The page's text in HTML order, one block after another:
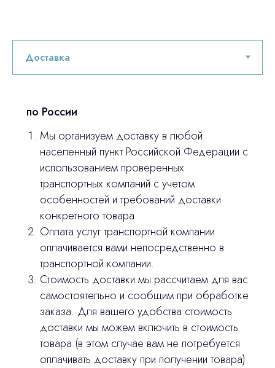
по России
Мы организуем доставку в любой
населенный пункт Российской Федерации с
использованием проверенных
транспортных компаний с учетом
особенностей и требований доставки
конкретного товара.
Оплата услуг транспортной компании
оплачивается вами непосредственно в
транспортной компании.
Стоимость доставки мы рассчитаем для вас
самостоятельно и сообщим при обработке
заказа. Для вашего удобства стоимость
доставки мы можем включить в стоимость
товара (в этом случае вам не потребуется
оплачивать доставку при получении товара).
сделано
Главная
Продукция
3D печать
Лицензирование
Изготовление хирургических шаблонов
Политика конфиденциальности
Контакты
stasicus